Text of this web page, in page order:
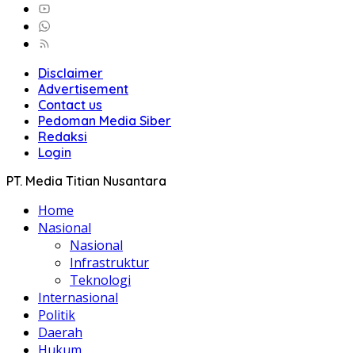
Disclaimer
Advertisement
Contact us
Pedoman Media Siber
Redaksi
Login
PT. Media Titian Nusantara
Home
Nasional
Nasional
Infrastruktur
Teknologi
Internasional
Politik
Daerah